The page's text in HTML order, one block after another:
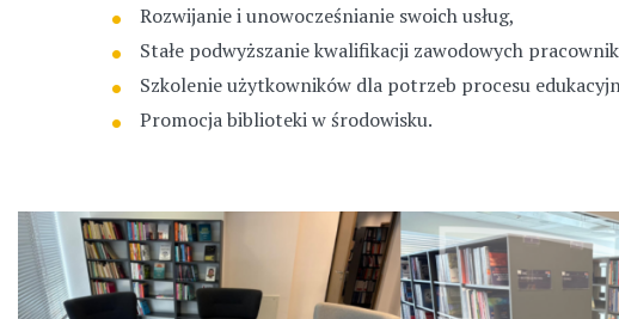
Rozwijanie i unowocześnianie swoich usług,
Stałe podwyższanie kwalifikacji zawodowych
Szkolenie użytkowników dla potrzeb procesu
Promocja biblioteki w środowisku.